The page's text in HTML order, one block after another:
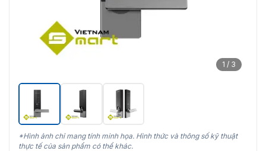
1 / 3
*Hình ảnh chỉ mang tính minh họa. Hình thức và thông số kỹ thuật
thực tế của sản phẩm có thể khác.